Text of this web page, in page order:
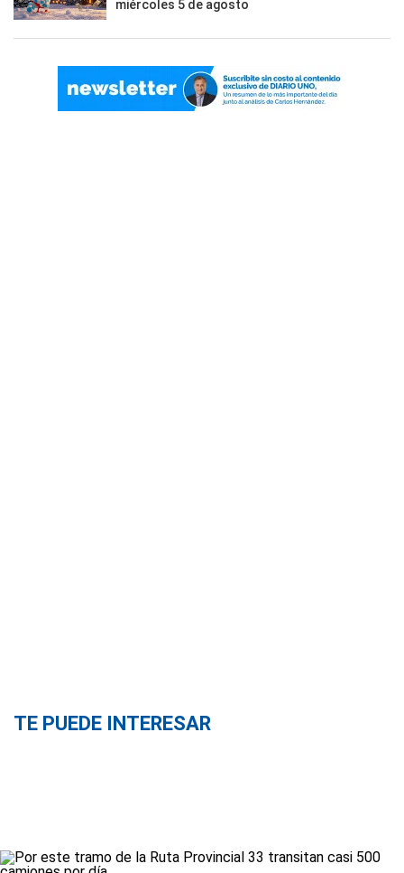
miércoles 5 de agosto
TE PUEDE INTERESAR